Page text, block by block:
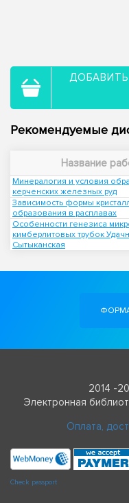
Рекомендуемые
Название
Минералогия и условия
керченских железных руд
Зависимость формы
образования в расплавах
Особенности генезиса
кимберлитовых трубок
Сытыканская
2014 -
Электронная
Оплата,
Check passport